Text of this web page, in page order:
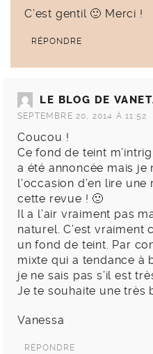
C’est gentil 🙂 Merci !
RÉPONDRE
LE BLOG DE
SEPTEMBRE 20, 2014 À 11:52
Coucou !
Ce fond de teint
a été annoncée mais je
l’occasion d’en lire
cette revue ! 🙂
Il a l’air vraiment pas
naturel. C’est vraiment
un fond de teint. Par
mixte qui a tendance à
je ne sais pas s’il est
Je te souhaite une très
Vanessa
RÉPONDRE